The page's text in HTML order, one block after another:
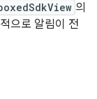
의
으로 알림이 전